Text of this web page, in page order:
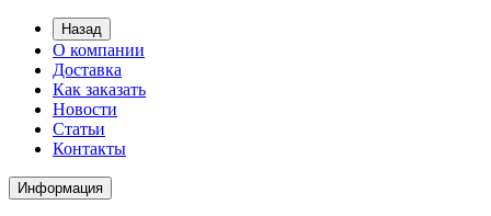
Назад
О компании
Доставка
Как заказать
Новости
Статьи
Контакты
Информация